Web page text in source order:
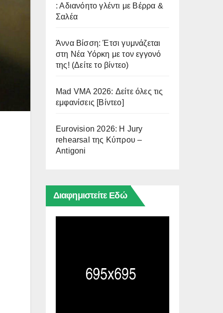
: Αδιανόητο γλέντι με Βέρρα &
Σαλέα
Άννα Βίσση: Έτσι γυμνάζεται
στη Νέα Υόρκη με τον εγγονό
της! (Δείτε το βίντεο)
Mad VMA 2026: Δείτε όλες τις
εμφανίσεις [Βίντεο]
Eurovision 2026: Η Jury
rehearsal της Κύπρου –
Antigoni
Διαφημιστείτε Εδώ